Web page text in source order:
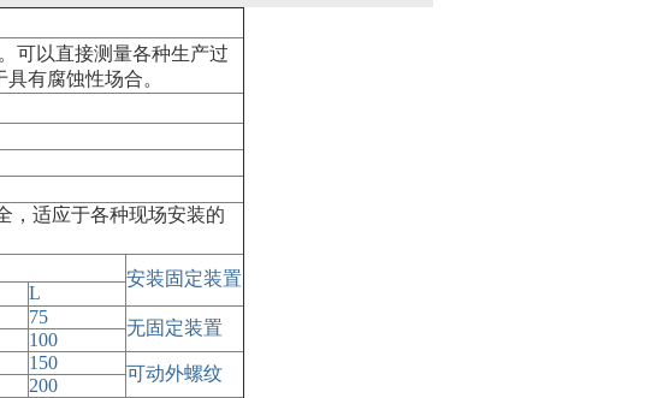
可以直接测量各种生产过
有腐蚀性场合。
，适应于各种现场安装的
安装固定装置
L
75
无固定装置
100
150
可动外螺纹
200